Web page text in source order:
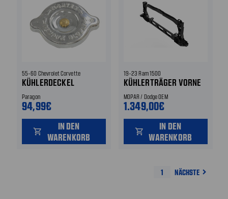
55-60 Chevrolet Corvette
KÜHLERDECKEL
Paragon
94,99€
shopping_cart
IN DEN
WARENKORB
19-23 Ram 1500
KÜHLERTRÄGER VORNE
MOPAR / Dodge OEM
1.349,00€
shopping_cart
IN DEN
WARENKORB
1 NÄCHSTE navigate_next